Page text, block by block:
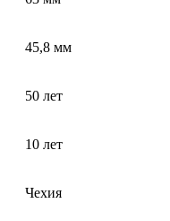
45,8 мм
50 лет
10 лет
Чехия